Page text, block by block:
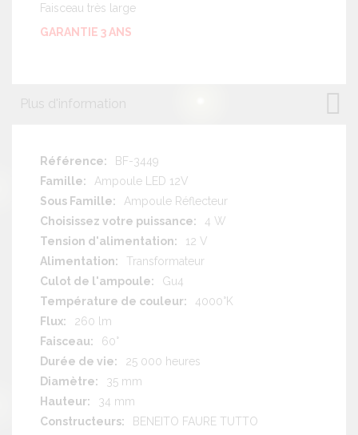
Faisceau très large
GARANTIE 3 ANS
Plus d'information
Plus
d'information
BF-3449
Ampoule LED 12V
Ampoule Réflecteur
4 W
12 V
Transformateur
Gu4
4000°K
260 lm
60°
25 000 heures
35 mm
34 mm
BENEITO FAURE TUTTO